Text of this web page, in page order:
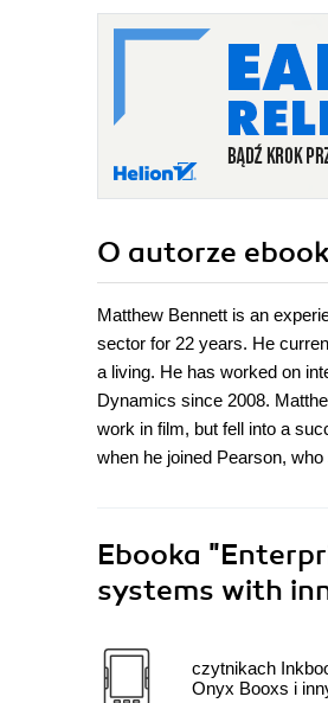
O autorze
Matthew Bennett is an
sector for 22 years. He
a living. He has worked on
Dynamics since 2008.
work in film, but fell into a
when he joined Pearson,
Ebooka
systems with
czytnikach
Onyx Booxs i